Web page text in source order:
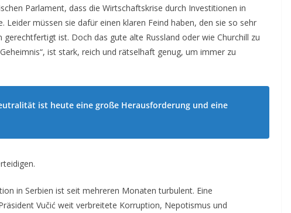
Parlament, dass die Wirtschaftskrise durch Investitionen in
Leider müssen sie dafür einen klaren Feind haben, den sie so sehr
ist. Doch das gute alte Russland oder wie Churchill zu
ist stark, reich und rätselhaft genug, um immer zu
ist heute eine große Herausforderung und eine
in Serbien ist seit mehreren Monaten turbulent. Eine
Vučić weit verbreitete Korruption, Nepotismus und